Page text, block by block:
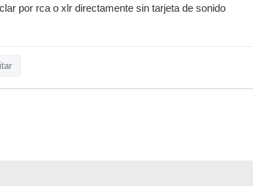
por rca o xlr directamente sin tarjeta de sonido